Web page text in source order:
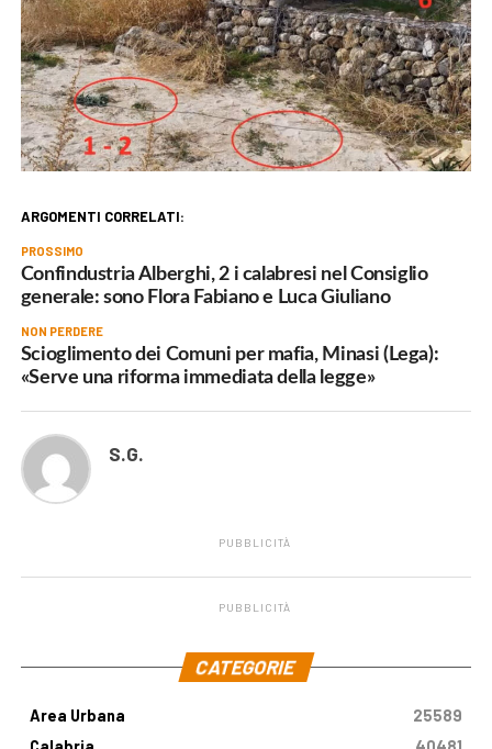
ARGOMENTI CORRELATI:
PROSSIMO
Confindustria Alberghi, 2 i calabresi nel Consiglio
generale: sono Flora Fabiano e Luca Giuliano
NON PERDERE
Scioglimento dei Comuni per mafia, Minasi (Lega):
«Serve una riforma immediata della legge»
S.G.
PUBBLICITÀ
PUBBLICITÀ
CATEGORIE
Area Urbana
25589